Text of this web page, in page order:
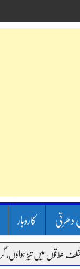
دھرتی کاروبار
میں تیز ہواؤں،